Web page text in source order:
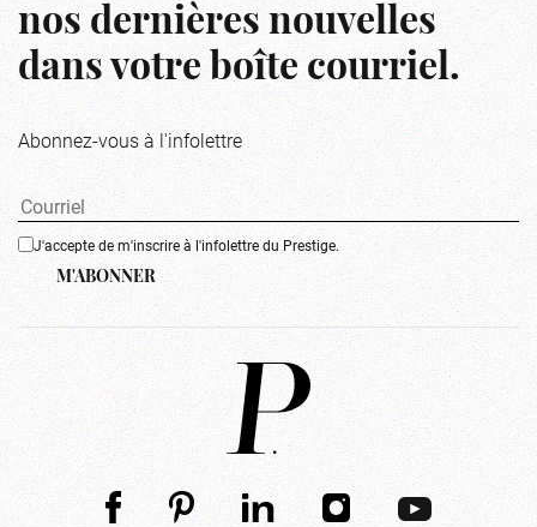
nos dernières nouvelles
dans votre boîte courriel.
Abonnez-vous à l'infolettre
J'accepte de m'inscrire à l'infolettre du Prestige.
M'ABONNER